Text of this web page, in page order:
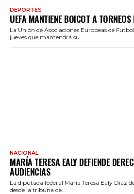
DEPORTES
UEFA MANTIENE BOICOT A TORNEOS
La Unión de Asociaciones Europeas de
jueves que mantendrá su...
NACIONAL
MARÍA TERESA EALY DEFIENDE
AUDIENCIAS
La diputada federal María Teresa Ealy Díaz
desde la tribuna de...